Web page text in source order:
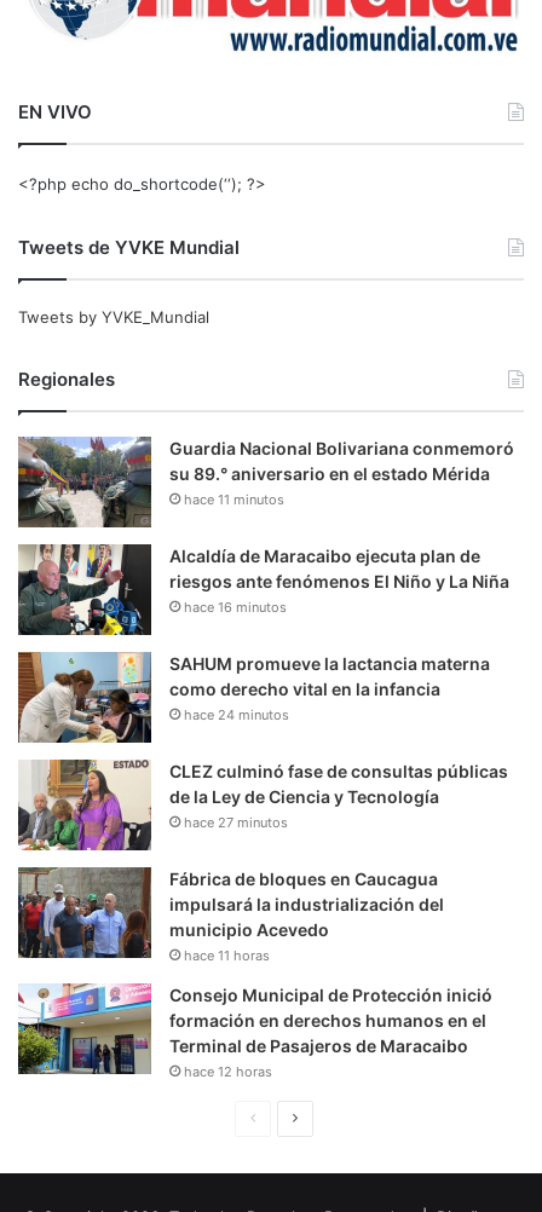
EN VIVO
<?php echo do_shortcode(‘‘); ?>
Tweets de YVKE Mundial
Tweets by YVKE_Mundial
Regionales
Guardia Nacional Bolivariana conmemoró
su 89.° aniversario en el estado Mérida
hace 11 minutos
Alcaldía de Maracaibo ejecuta plan de
riesgos ante fenómenos El Niño y La Niña
hace 16 minutos
SAHUM promueve la lactancia materna
como derecho vital en la infancia
hace 24 minutos
CLEZ culminó fase de consultas públicas
de la Ley de Ciencia y Tecnología
hace 27 minutos
Fábrica de bloques en Caucagua
impulsará la industrialización del
municipio Acevedo
hace 11 horas
Consejo Municipal de Protección inició
formación en derechos humanos en el
Terminal de Pasajeros de Maracaibo
hace 12 horas